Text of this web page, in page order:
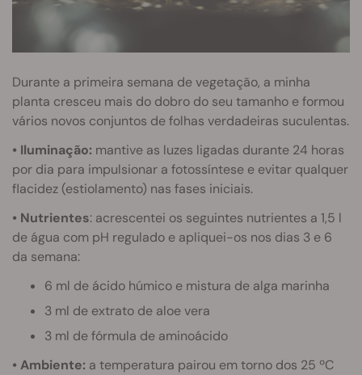
Durante a primeira semana de vegetação, a minha
planta cresceu mais do dobro do seu tamanho e formou
vários novos conjuntos de folhas verdadeiras suculentas.
• Iluminação: mantive as luzes ligadas durante 24 horas
por dia para impulsionar a fotossíntese e evitar qualquer
flacidez (estiolamento) nas fases iniciais.
• Nutrientes: acrescentei os seguintes nutrientes a 1,5 l
de água com pH regulado e apliquei-os nos dias 3 e 6
da semana:
6 ml de ácido húmico e mistura de alga marinha
3 ml de extrato de aloe vera
3 ml de fórmula de aminoácido
• Ambiente: a temperatura pairou em torno dos 25 ºC